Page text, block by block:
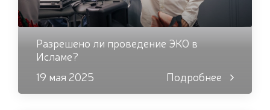
Разрешено ли проведение ЭКО в
Исламе?
19 мая 2025
Подробнее